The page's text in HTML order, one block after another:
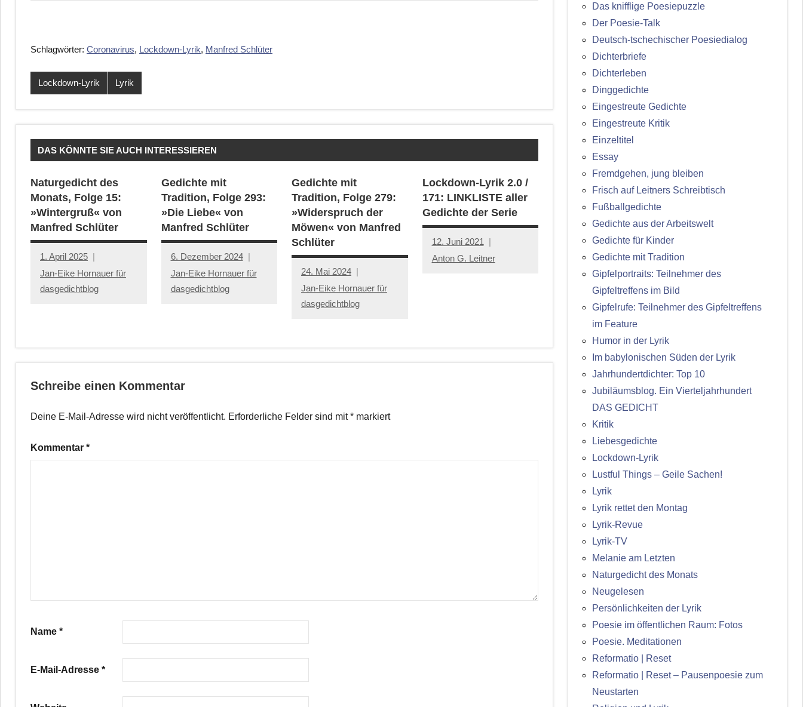
Schlagwörter: Coronavirus, Lockdown-Lyrik, Manfred Schlüter
Lockdown-Lyrik Lyrik
DAS KÖNNTE SIE AUCH INTERESSIEREN
Naturgedicht des
Monats, Folge 15:
»Wintergruß« von
Manfred Schlüter
1. April 2025
Jan-Eike Hornauer für
dasgedichtblog
Gedichte mit
Tradition, Folge 293:
»Die Liebe« von
Manfred Schlüter
6. Dezember 2024
Jan-Eike Hornauer für
dasgedichtblog
Gedichte mit
Tradition, Folge 279:
»Widerspruch der
Möwen« von Manfred
Schlüter
24. Mai 2024
Jan-Eike Hornauer für
dasgedichtblog
Lockdown-Lyrik 2.0 /
171: LINKLISTE aller
Gedichte der Serie
12. Juni 2021
Anton G. Leitner
Schreibe einen Kommentar
Deine E-Mail-Adresse wird nicht veröffentlicht. Erforderliche Felder sind mit* markiert
Kommentar *
Name *
E-Mail-Adresse *
Das knifflige Poesiepuzzle
Der Poesie-Talk
Deutsch-tschechischer Poesiedialog
Dichterbriefe
Dichterleben
Dinggedichte
Eingestreute Gedichte
Eingestreute Kritik
Einzeltitel
Essay
Fremdgehen, jung bleiben
Frisch auf Leitners Schreibtisch
Fußballgedichte
Gedichte aus der Arbeitswelt
Gedichte für Kinder
Gedichte mit Tradition
Gipfelportraits: Teilnehmer des
Gipfeltreffens im Bild
Gipfelrufe: Teilnehmer des Gipfeltreffens
im Feature
Humor in der Lyrik
Im babylonischen Süden der Lyrik
Jahrhundertdichter: Top 10
Jubiläumsblog. Ein Vierteljahrhundert
DAS GEDICHT
Kritik
Liebesgedichte
Lockdown-Lyrik
Lustful Things – Geile Sachen!
Lyrik
Lyrik rettet den Montag
Lyrik-Revue
Lyrik-TV
Melanie am Letzten
Naturgedicht des Monats
Neugelesen
Persönlichkeiten der Lyrik
Poesie im öffentlichen Raum: Fotos
Poesie. Meditationen
Reformatio | Reset
Reformatio | Reset – Pausenpoesie zum
Neustarten